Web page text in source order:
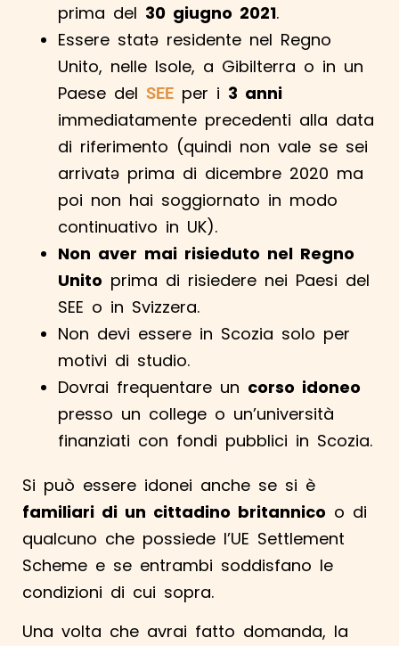
prima del 30 giugno 2021.
Essere statə residente nel Regno
Unito, nelle Isole, a Gibilterra o in un
Paese del SEE per i 3 anni
immediatamente precedenti alla data
di riferimento (quindi non vale se sei
arrivatə prima di dicembre 2020 ma
poi non hai soggiornato in modo
continuativo in UK).
Non aver mai risieduto nel Regno
Unito prima di risiedere nei Paesi del
SEE o in Svizzera.
Non devi essere in Scozia solo per
motivi di studio.
Dovrai frequentare un corso idoneo
presso un college o un’università
finanziati con fondi pubblici in Scozia.
Si può essere idonei anche se si è
familiari di un cittadino britannico o di
qualcuno che possiede l’UE Settlement
Scheme e se entrambi soddisfano le
condizioni di cui sopra.
Una volta che avrai fatto domanda, la